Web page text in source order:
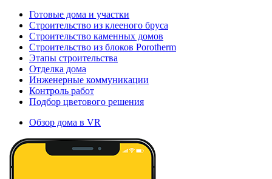
Готовые дома и участки
Строительство из клееного бруса
Строительство каменных домов
Строительство из блоков Porotherm
Этапы строительства
Отделка дома
Инженерные коммуникации
Контроль работ
Подбор цветового решения
Обзор дома в VR